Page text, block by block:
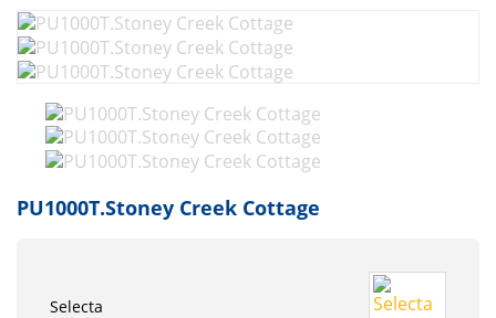
PU1000T.Stoney Creek Cottage
Selecta